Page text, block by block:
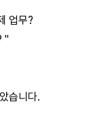
업무?
"
습니다.